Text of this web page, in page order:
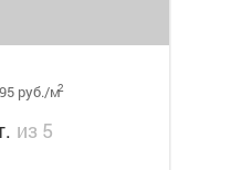
руб./м2
из 5